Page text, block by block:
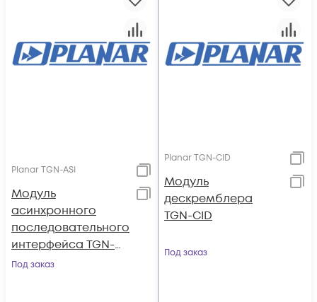
Planar TGN-ASI
Модуль
асинхронного
последовательного
интерфейса TGN-
ASI
Под заказ
Planar TGN-CID
Модуль
дескремблера
TGN-CID
Под заказ